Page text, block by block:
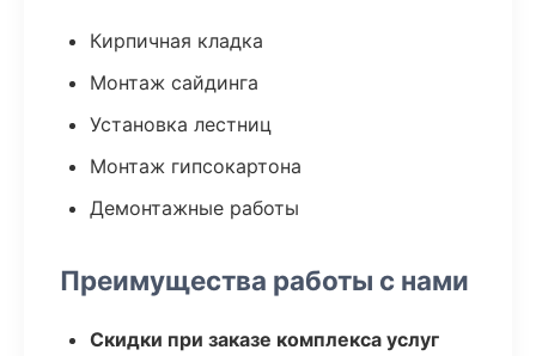
Кирпичная кладка
Монтаж сайдинга
Установка лестниц
Монтаж гипсокартона
Демонтажные работы
Преимущества работы с нами
Скидки при заказе комплекса услуг